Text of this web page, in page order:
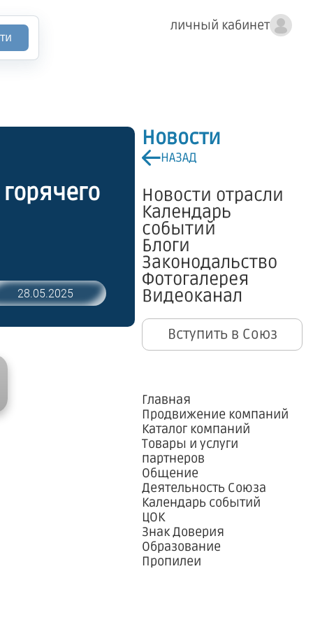
личный кабинет
Новости
НАЗАД
Новости отрасли
Календарь
событий
Блоги
Законодальство
Фотогалерея
Видеоканал
Вступить в Союз
Главная
Продвижение компаний
Каталог компаний
Товары и услуги
партнеров
Общение
Деятельность Союза
Календарь событий
ЦОК
Знак Доверия
Образование
Пропилеи
28.05.2025